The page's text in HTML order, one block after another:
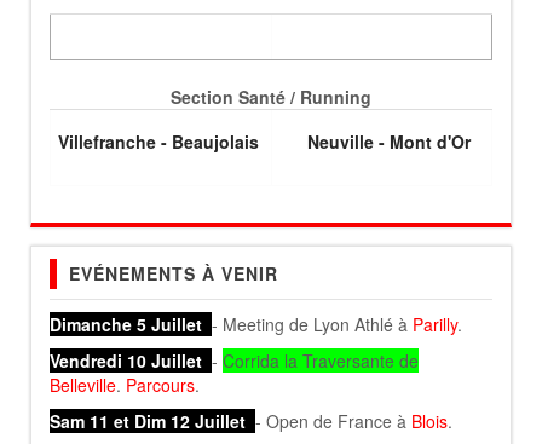
Section Santé / Running
Villefranche - Beaujolais
Neuville - Mont d'Or
EVÉNEMENTS À VENIR
Dimanche 5 Juillet - Meeting de Lyon Athlé à Parilly.
Vendredi 10 Juillet - Corrida la Traversante de
Belleville. Parcours.
Sam 11 et Dim 12 Juillet - Open de France à Blois.